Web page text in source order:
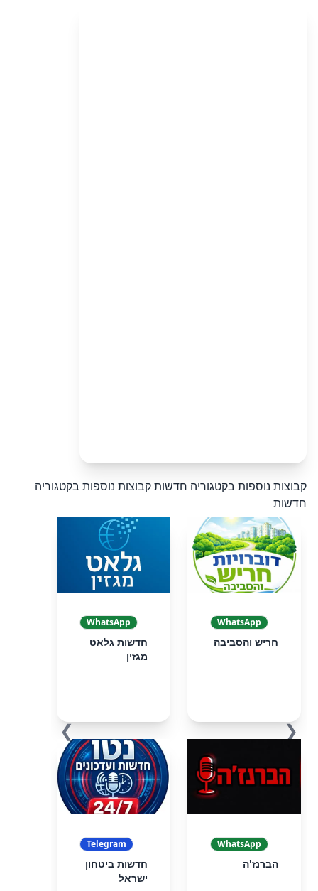
קבוצות נוספות בקטגוריה חדשותקבוצות נוספות בקטגוריה
חדשות
❮
WhatsApp
חריש והסביבה
WhatsApp
חדשות גלאט
מגזין
WhatsApp
הברנז'ה
Telegram
חדשות ביטחון
ישראל
❯